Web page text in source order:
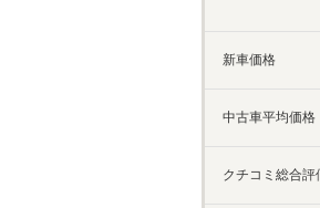
新車価格
中古車平均価格
クチコミ総合評